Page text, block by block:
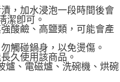
，加水浸泡一段時間後會
潔卽可。
酸鹼、高鹽類，可能會產
觸碰鍋身，以免燙傷。
久使用該商品。
爐、電磁爐、洗碗機、烘碗